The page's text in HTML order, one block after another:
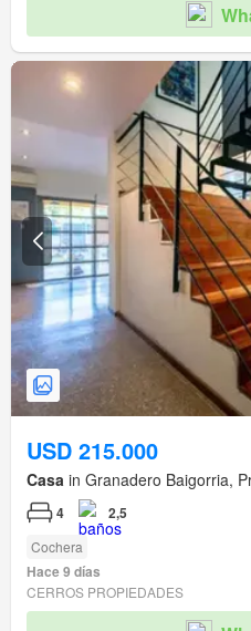
USD 215.000
Casa in Granadero Baigorria,
4 2,5
Cochera
Hace 9 días
CERROS PROPIEDADES